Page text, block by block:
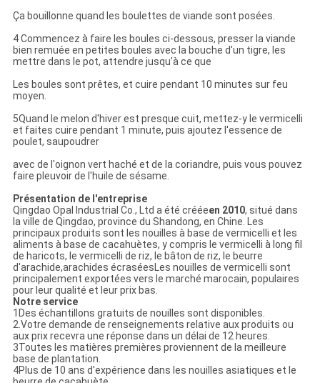
Ça bouillonne quand les boulettes de viande sont posées.
4 Commencez à faire les boules ci-dessous, presser la viande
bien remuée en petites boules avec la bouche d'un tigre, les
mettre dans le pot, attendre jusqu'à ce que
Les boules sont prêtes, et cuire pendant 10 minutes sur feu
moyen.
5Quand le melon d'hiver est presque cuit, mettez-y le vermicelli
et faites cuire pendant 1 minute, puis ajoutez l'essence de
poulet, saupoudrer
avec de l'oignon vert haché et de la coriandre, puis vous pouvez
faire pleuvoir de l'huile de sésame.
Présentation de l'entreprise
Qingdao Opal Industrial Co., Ltd a été crééeen 2010, situé dans
la ville de Qingdao, province du Shandong, en Chine. Les
principaux produits sont les nouilles à base de vermicelli et les
aliments à base de cacahuètes, y compris le vermicelli à long fil
de haricots, le vermicelli de riz, le bâton de riz, le beurre
d'arachide,arachides écraséesLes nouilles de vermicelli sont
principalement exportées vers le marché marocain, populaires
pour leur qualité et leur prix bas.
Notre service
1Des échantillons gratuits de nouilles sont disponibles.
2.Votre demande de renseignements relative aux produits ou
aux prix recevra une réponse dans un délai de 12 heures.
3Toutes les matières premières proviennent de la meilleure
base de plantation.
4Plus de 10 ans d'expérience dans les nouilles asiatiques et le